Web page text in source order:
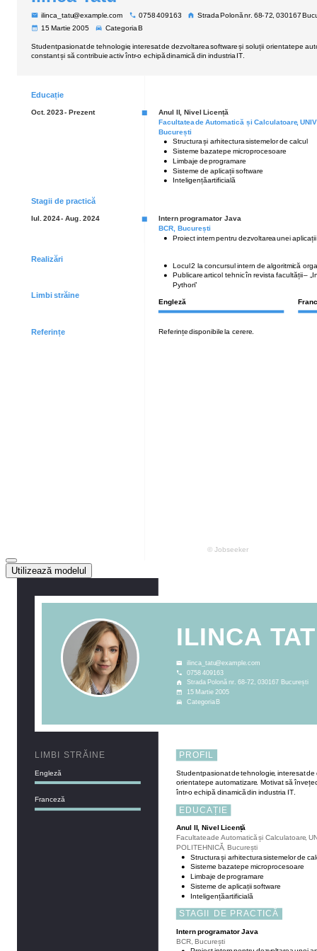
Utilizează modelul